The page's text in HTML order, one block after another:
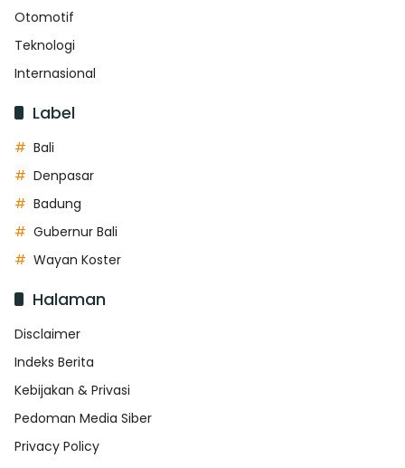
Otomotif
Teknologi
Internasional
Label
Bali
Denpasar
Badung
Gubernur Bali
Wayan Koster
Halaman
Disclaimer
Indeks Berita
Kebijakan & Privasi
Pedoman Media Siber
Privacy Policy